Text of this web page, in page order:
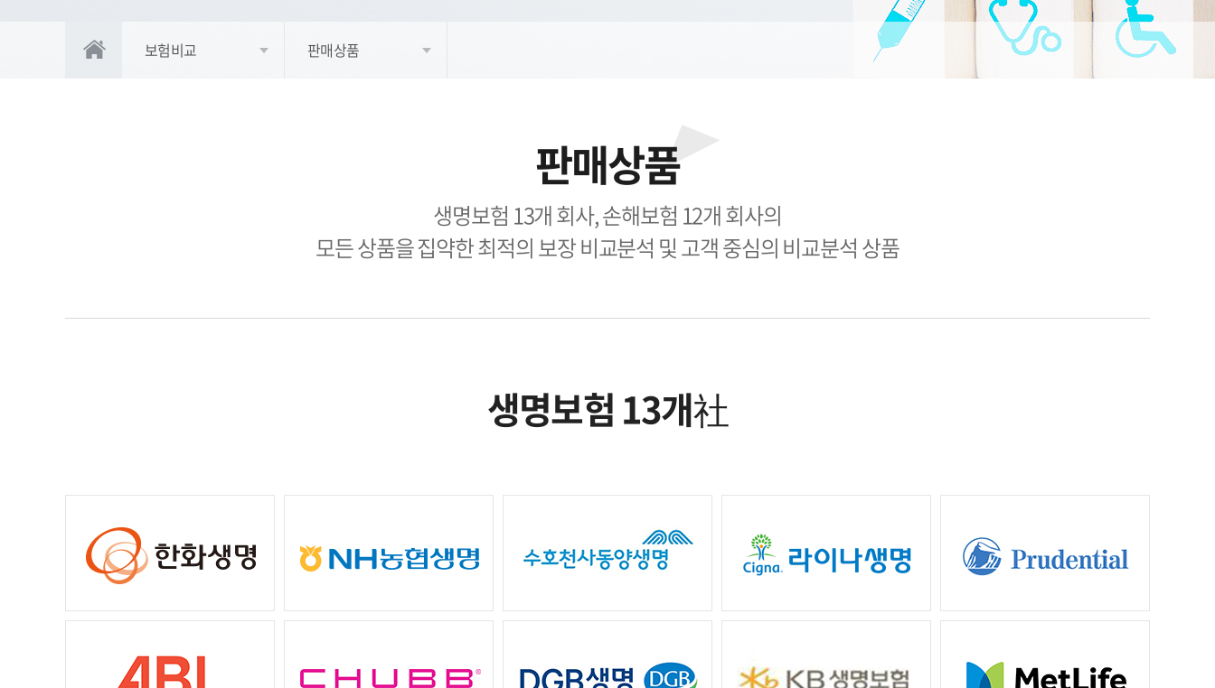
보험비교 판매상품
판매상품
생명보험 13개 회사, 손해보험 12개 회사의
모든 상품을 집약한 최적의 보장 비교분석 및 고객 중심의 비교분석 상품
생명보험 13개社